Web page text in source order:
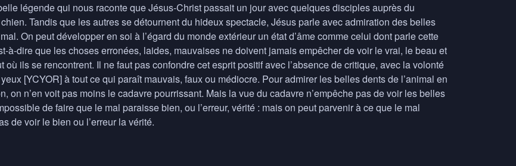
légende qui nous raconte que Jésus-Christ passait un jour avec quelques disciples auprès du
chien. Tandis que les autres se détournent du hideux spectacle, Jésus parle avec admiration des belles
On peut développer en soi à l’égard du monde extérieur un état d’âme comme celui dont parle cette
à-dire que les choses erronées, laides, mauvaises ne doivent jamais empêcher de voir le vrai, le beau et
où ils se rencontrent. Il ne faut pas confondre cet esprit positif avec l’absence de critique, avec la volonté
[YCYOR] à tout ce qui paraît mauvais, faux ou médiocre. Pour admirer les belles dents de l’animal en
on n’en voit pas moins le cadavre pourrissant. Mais la vue du cadavre n’empêche pas de voir les belles
de faire que le mal paraisse bien, ou l’erreur, vérité : mais on peut parvenir à ce que le mal
de voir le bien ou l’erreur la vérité.